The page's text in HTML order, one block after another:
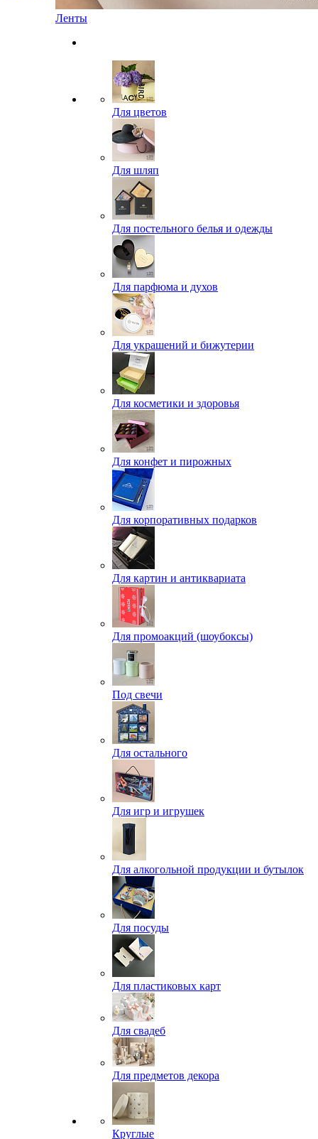
Ленты
Для цветов
Для шляп
Для постельного белья и одежды
Для парфюма и духов
Для украшений и бижутерии
Для косметики и здоровья
Для конфет и пирожных
Для корпоративных подарков
Для картин и антиквариата
Для промоакций (шоубоксы)
Под свечи
Для остального
Для игр и игрушек
Для алкогольной продукции и бутылок
Для посуды
Для пластиковых карт
Для свадеб
Для предметов декора
Круглые